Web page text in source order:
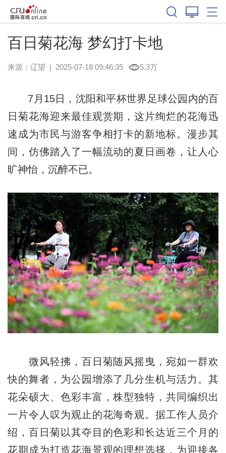
百日菊花海 梦幻打卡地
来源： 辽望 | 2025-07-18 09:46:35 5.3万
7月15日，沈阳和平杯世界足球公园内的百
日菊花海迎来最佳观赏期，这片绚烂的花海迅
速成为市民与游客争相打卡的新地标。漫步其
间，仿佛踏入了一幅流动的夏日画卷，让人心
旷神怡，沉醉不已。
微风轻拂，百日菊随风摇曳，宛如一群欢
快的舞者，为公园增添了几分生机与活力。其
花朵硕大、色彩丰富，株型独特，共同编织出
一片令人叹为观止的花海奇观。据工作人员介
绍，百日菊以其夺目的色彩和长达近三个月的
花期成为打造花海景观的理想选择，为迎接各